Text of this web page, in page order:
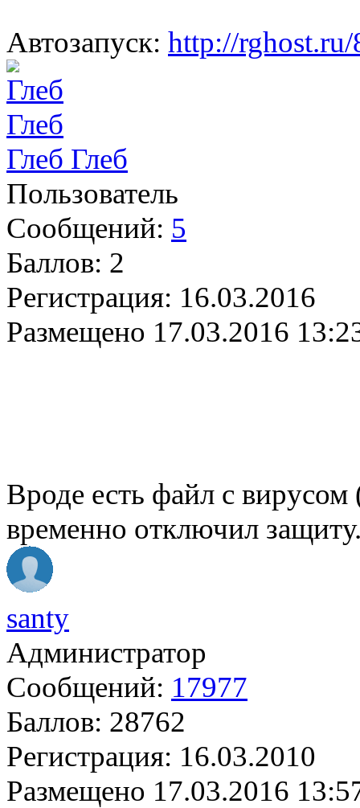
Автозапуск: http://
Глеб Глеб
Пользователь
Сообщений: 5
Баллов: 2
Регистрация: 16.03.2016
Размещено 17.03.2016
Вроде есть файл с
временно отключил
santy
Администратор
Сообщений: 17977
Баллов: 28762
Регистрация: 16.03.2010
Размещено 17.03.2016